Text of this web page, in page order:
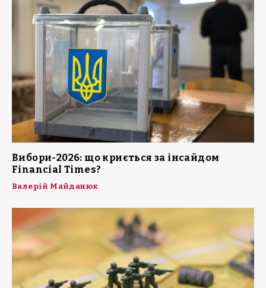
Вибори-2026: що криється за інсайдом
Financial Times?
Валерій Майданюк